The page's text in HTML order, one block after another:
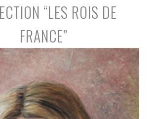
“LES ROIS DE
FRANCE”